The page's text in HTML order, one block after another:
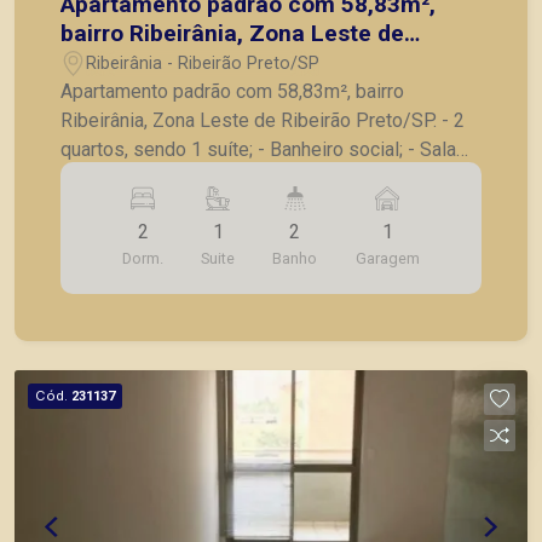
bairro Ribeirânia, Zona Leste de
Ribeirão Preto/SP.
Ribeirânia - Ribeirão Preto/SP
Apartamento padrão com 58,83m², bairro
Ribeirânia, Zona Leste de Ribeirão Preto/SP. - 2
quartos, sendo 1 suíte; - Banheiro social; - Sala
para 2 ambientes; - Sacada; - Cozinha planejada; -
Área de serviço; - 1 vaga de garagem. A Piramid
tem como objetivo atender seus clientes com
agilidade e segurança, em locação, vendas de
imóveis prontos, usados ou mesmo nos
2
Dorm.
1
Suite
2
Banho
1
Garagem
Cód. 231137